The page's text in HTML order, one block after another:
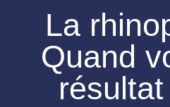
La
Quand